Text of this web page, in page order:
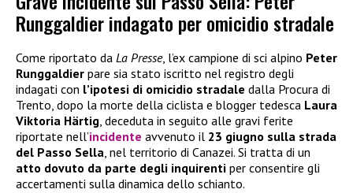
Runggaldier indagato per omicidio stradale
Come riportato da La Presse, l’ex campione di sci alpino Peter
Runggaldier pare sia stato iscritto nel registro degli
indagati con l’ipotesi di omicidio stradale dalla Procura di
Trento, dopo la morte della ciclista e blogger tedesca Laura
Viktoria Härtig, deceduta in seguito alle gravi ferite
riportate nell’incidente avvenuto il 23 giugno sulla strada
del Passo Sella, nel territorio di Canazei. Si tratta di un
atto dovuto da parte degli inquirenti per consentire gli
accertamenti sulla dinamica dello schianto.